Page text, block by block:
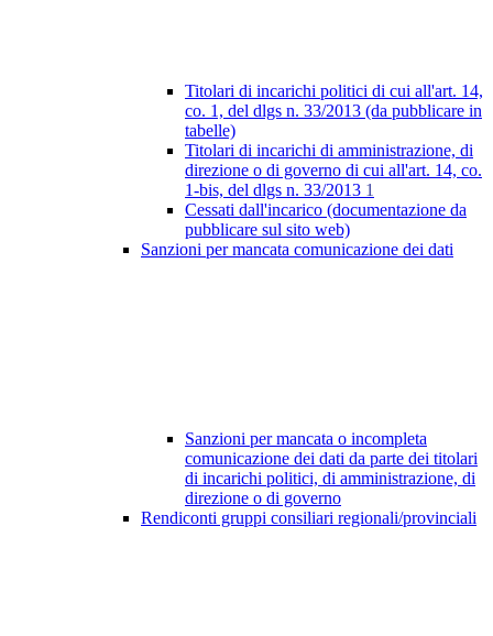
Titolari di incarichi politici di cui all'art. 14,
co. 1, del dlgs n. 33/2013 (da pubblicare in
tabelle)
Titolari di incarichi di amministrazione, di
direzione o di governo di cui all'art. 14, co.
1-bis, del dlgs n. 33/2013 1
Cessati dall'incarico (documentazione da
pubblicare sul sito web)
Sanzioni per mancata comunicazione dei dati
Sanzioni per mancata o incompleta
comunicazione dei dati da parte dei titolari
di incarichi politici, di amministrazione, di
direzione o di governo
Rendiconti gruppi consiliari regionali/provinciali